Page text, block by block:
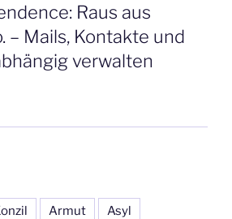
Raus aus
– Mails, Kontakte und
verwalten
Armut Asyl